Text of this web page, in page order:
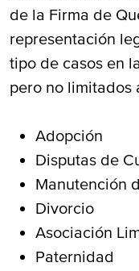
de la Firma de
representación
tipo de casos en
pero no limitados
Adopción
Disputas de
Manutención
Divorcio
Asociación
Paternidad